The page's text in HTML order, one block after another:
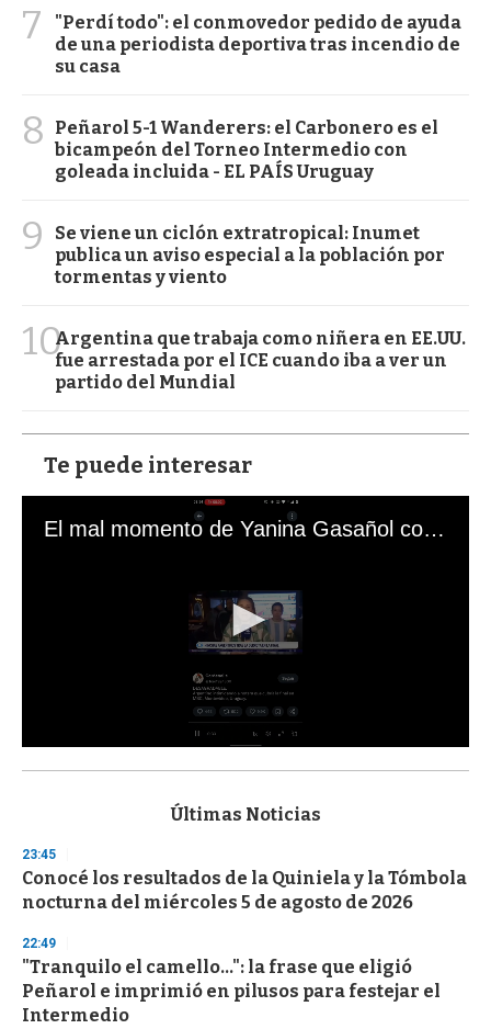
7
"Perdí todo": el conmovedor pedido de ayuda
de una periodista deportiva tras incendio de
su casa
8
Peñarol 5-1 Wanderers: el Carbonero es el
bicampeón del Torneo Intermedio con
goleada incluida - EL PAÍS Uruguay
9
Se viene un ciclón extratropical: Inumet
publica un aviso especial a la población por
tormentas y viento
10Argentina que trabaja como niñera en EE.UU.
fue arrestada por el ICE cuando iba a ver un
partido del Mundial
Te puede interesar
El mal momento de Yanina Gasañol con un hincha argentino en "Subrayado"
s
d
s
o
f
3
s
e
c
o
Últimas Noticias
23:45
Conocé los resultados de la Quiniela y la Tómbola
nocturna del miércoles 5 de agosto de 2026
22:49
"Tranquilo el camello...": la frase que eligió
Peñarol e imprimió en pilusos para festejar el
Intermedio